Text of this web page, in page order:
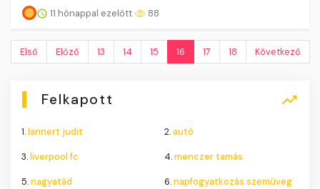
11 hónappal ezelőtt 88
Első Előző 13 14 15 16 17 18 Következő
Felkapott
1.lannert judit 2.autó
3.liverpool fc 4.menczer tamás
5.nagyatád 6.napfogyatkozás szemüveg